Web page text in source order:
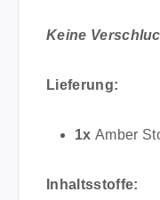
Keine
Lieferung:
1x Amber
Inhaltsstoffe: